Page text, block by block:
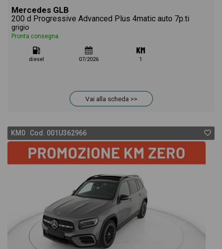
Mercedes GLB
200 d Progressive Advanced Plus 4matic auto 7p.ti
grigio
Pronta consegna
diesel 07/2026 1
Vai alla scheda >>
KM0 Cod. 001U362966